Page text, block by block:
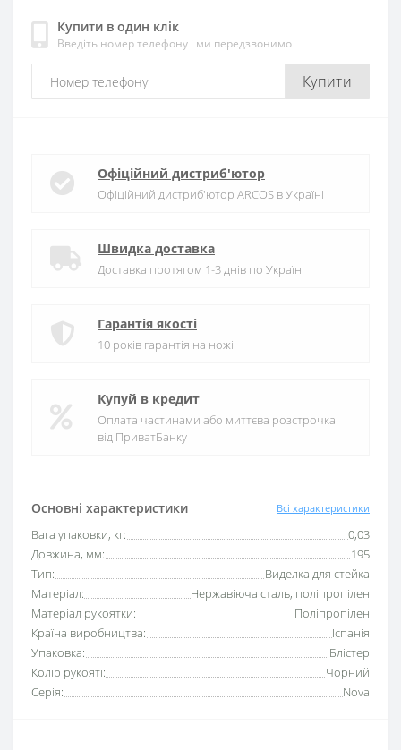
Купити в один клік
Введіть номер телефону і ми передзвонимо
Купити
Основні характеристики Всі характеристики
Вага упаковки, кг:
0,03
Довжина, мм:
195
Тип:
Виделка для стейка
Матеріал:
Нержавіюча сталь, поліпропілен
Матеріал рукоятки:
Поліпропілен
Країна виробництва:
Іспанія
Упаковка:
Блістер
Колір рукояті:
Чорний
Серія:
Nova
Офіційний дистриб'ютор
Офіційний дистриб'ютор ARCOS в Україні
Швидка доставка
Доставка протягом 1-3 днів по Україні
Гарантія якості
10 років гарантія на ножі
Купуй в кредит
Оплата частинами або миттєва розстрочка
від ПриватБанку